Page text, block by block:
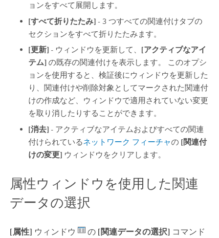
ョンをすべて展開します。
[すべて折りたたみ] - 3 つすべての関連付けタブの
セクションをすべて折りたたみます。
[更新] - ウィンドウを更新して、 [アクティブなアイ
テム] の既存の関連付けを表示します。 このオプシ
ョンを使用すると、検証後にウィンドウを更新した
り、関連付けや削除対象としてマークされた関連付
けの作成など、ウィンドウで適用されていない変更
を取り消したりすることができます。
[消去] - アクティブなアイテムおよびすべての関連
付けられているネットワーク フィーチャの [関連付
けの変更] ウィンドウをクリアします。
属性ウィンドウを使用した関連
データの選択
[属性] ウィンドウ の [関連データの選択] コマンド